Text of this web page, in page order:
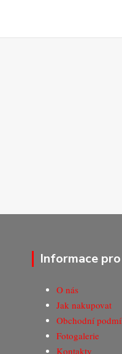
Informace
O nás
Jak nakupovat
Obchodní
Fotogalerie
Kontakty